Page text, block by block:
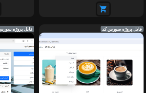
فایل پروژه سورس کد فایل پروژه